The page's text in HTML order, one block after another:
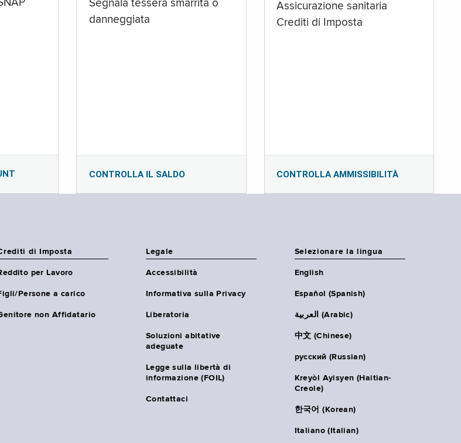
Segnala tessera smarrita o
danneggiata
CONTROLLA IL SALDO
Assicurazione sanitaria
Crediti di Imposta
CONTROLLA AMMISSIBILITÀ
di Imposta
per Lavoro
Persone a carico
non Affidatario
Legale
Accessibilità
Informativa sulla Privacy
Liberatoria
Soluzioni abitative
adeguate
Legge sulla libertà di
informazione (FOIL)
Contattaci
Selezionare la lingua
English
Español (Spanish)
العربية (Arabic)
中文 (Chinese)
русский (Russian)
Kreyòl Ayisyen (Haitian-
Creole)
한국어 (Korean)
Italiano (Italian)